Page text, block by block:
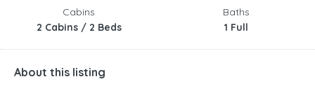
Cabins
2 Cabins / 2 Beds
Baths
1 Full
About this listing